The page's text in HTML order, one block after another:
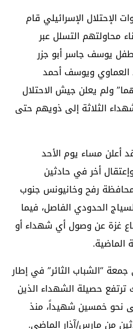
الإحتلال الإسرائيلي قام
محاولتهم التسلل عبر
يوسف جاسر أبو جزر
العماوي ويوسف أحمد
ولم يعلن جيش الاحتلال
الثلاثة إلى ذويهم حتى
أعلن مساء يوم الأحد
أخر في حادثين
رفح وخانيونس جنوب
الحدودي الفاصل، فيما
غزة عن وصول أي شهداء أو
الماضية.
“الشباب الثائر” في إطار
حصيلة الشهداء الذين
نحو خمسين شهيداً، منذ
من مارس/آذار الماضي.